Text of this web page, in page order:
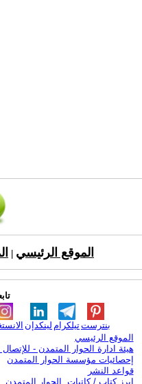
الموقع الرئيسي
لينكدإن تيلكرامبنترست
الموقع الرئيسي
هيئة ادارة الحوار المتمدن - للإتصال
إحصائيات مؤسسة الحوار المتمدن
قواعد النشر
ابرز كتاب / كاتبات الحوار المتمدن